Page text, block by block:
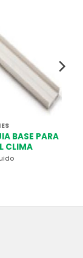
BASE PARA
CLIMA